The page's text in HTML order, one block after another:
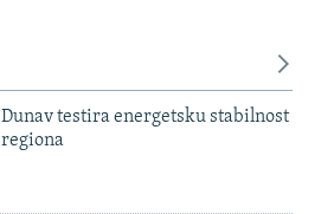
Dunav testira energetsku stabilnost
regiona